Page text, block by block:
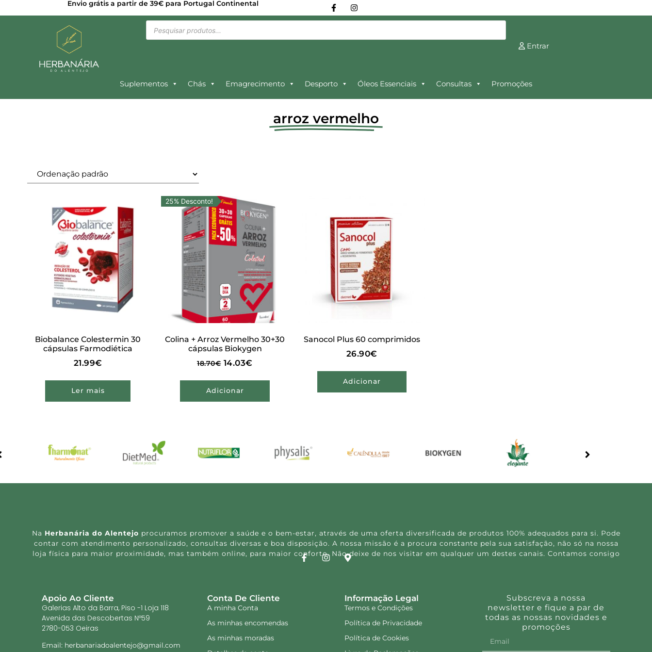
Envio grátis a partir de 39€ para Portugal Continental
Entrar
Suplementos Chás Emagrecimento Desporto Óleos Essenciais Consultas Promoções
arroz vermelho
Biobalance Colestermin 30
cápsulas Farmodiética
21.99€
Ler mais
25% Desconto!
Colina + Arroz Vermelho 30+30
cápsulas Biokygen
18.70€ 14.03€
Adicionar
Sanocol Plus 60 comprimidos
26.90€
Adicionar
Na Herbanária do Alentejo procuramos promover a saúde e o bem-estar, através de uma oferta diversificada de produtos 100% adequados para si. Pode
contar com atendimento personalizado, consultas diversas e boa disposição. A nossa missão é a procura constante pela sua satisfação, não só na nossa
loja física para maior proximidade, mas também online, para maior conforto. Não deixe de nos visitar em qualquer um destes canais. Contamos consigo
Apoio Ao Cliente
Galerias Alto da Barra, Piso -1 Loja 118
Avenida das Descobertas Nº59
2780-053 Oeiras
Email: herbanariadoalentejo@gmail.com
Conta De Cliente
A minha Conta
As minhas encomendas
As minhas moradas
Informação Legal
Termos e Condições
Política de Privacidade
Política de Cookies
Subscreva a nossa
newsletter e fique a par de
todas as nossas novidades e
promoções